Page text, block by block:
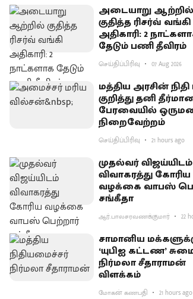
அடையாறு ஆற்றில்
குதித்த ரிசர்வ் வங்கி
அதிகாரி: 2
தேடும் பணி தீவிரம்
செய்திப்பிரிவு 07 Aug 2026
மத்திய அரசின் நிதி
குறித்து தனி
பேரவையில்
நிறைவேற்றம்
செய்திப்பிரிவு 21 hours ago
முதல்வர் விஜய்யிடம்
விவாகரத்து கோரிய
வழக்கை வாபஸ்
சங்கீதா
ஆர்.பாலசரவணக்குமார் 22
சாமானிய
‘யுபிஐ கட்டண’
நிர்மலா சீதாராமன்
விளக்கம்
மோகன் கணபதி 21 hours ago